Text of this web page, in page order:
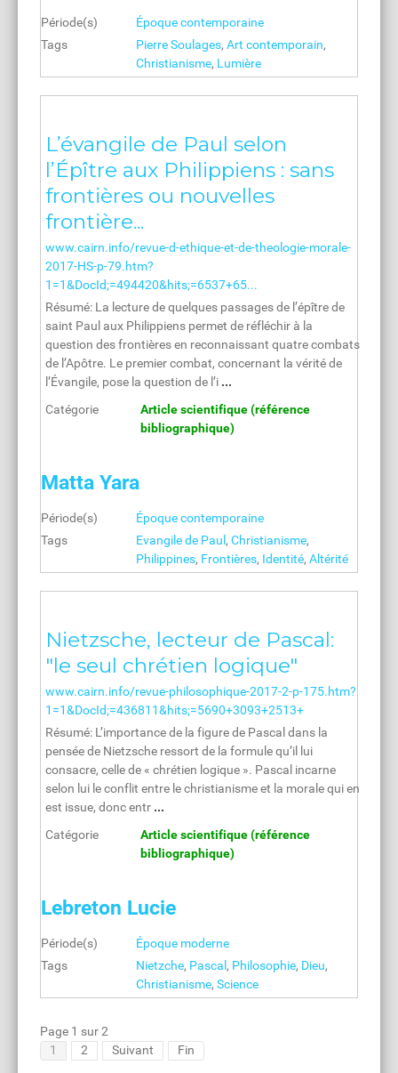
Période(s)
Époque contemporaine
Tags
Pierre Soulages, Art contemporain,
Christianisme, Lumière
L’évangile de Paul selon
l’Épître aux Philippiens : sans
frontières ou nouvelles
frontière...
www.cairn.info/revue-d-ethique-et-de-theologie-morale-
2017-HS-p-79.htm?
1=1&DocId;=494420&hits;=6537+65...
Résumé: La lecture de quelques passages de l’épître de
saint Paul aux Philippiens permet de réfléchir à la
question des frontières en reconnaissant quatre combats
de l’Apôtre. Le premier combat, concernant la vérité de
l’Évangile, pose la question de l’i ...
Catégorie
Article scientifique (référence
bibliographique)
Matta Yara
Période(s)
Époque contemporaine
Tags
Evangile de Paul , Christianisme,
Philippines, Frontières, Identité, Altérité
Nietzsche, lecteur de Pascal:
"le seul chrétien logique"
www.cairn.info/revue-philosophique-2017-2-p-175.htm?
1=1&DocId;=436811&hits;=5690+3093+2513+
Résumé: L’importance de la figure de Pascal dans la
pensée de Nietzsche ressort de la formule qu’il lui
consacre, celle de « chrétien logique ». Pascal incarne
selon lui le conflit entre le christianisme et la morale qui en
est issue, donc entr ...
Catégorie
Article scientifique (référence
bibliographique)
Lebreton Lucie
Période(s)
Époque moderne
Tags
Nietzche, Pascal , Philosophie, Dieu,
Christianisme, Science
Page 1 sur 2
1
2 Suivant Fin